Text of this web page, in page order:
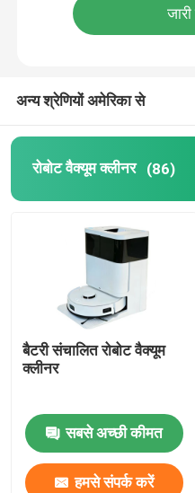
अन्य श्रेणियों अमेरिका से
रोबोट वैक्यूम क्लीनर (86)
बैटरी संचालित रोबोट वैक्यूम
क्लीनर
सबसे अच्छी कीमत
हमसे संपर्क करें